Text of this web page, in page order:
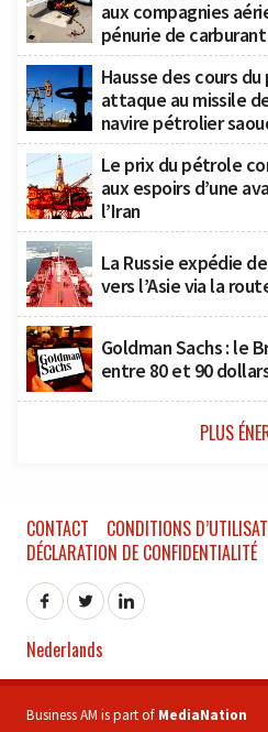
aux compagnies
pénurie de
Hausse des cours
attaque au missile
navire pétrolier
Le prix du pétrole
aux espoirs d’une
l’Iran
La Russie expédie
vers l’Asie via la
Goldman Sachs : le
entre 80 et 90
PLUS
CONTACT
CONDITIONS
DÉCLARATION DE CONFIDENTIALITÉ
Nederlands
Business AM is part of MediaNation